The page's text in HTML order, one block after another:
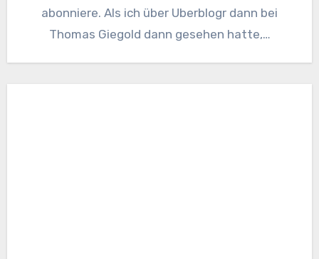
abonniere. Als ich über Uberblogr dann bei
Thomas Giegold dann gesehen hatte,…